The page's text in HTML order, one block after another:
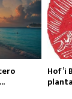
Hof’i